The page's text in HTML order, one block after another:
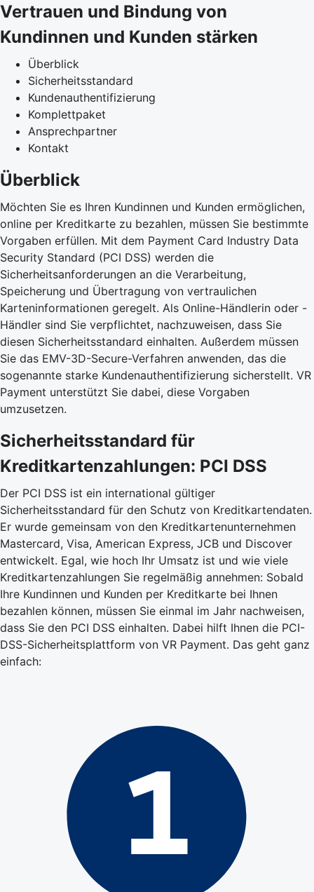
Vertrauen und Bindung von
Kundinnen und Kunden stärken
Überblick
Sicherheitsstandard
Kundenauthentifizierung
Komplettpaket
Ansprechpartner
Kontakt
Überblick
Möchten Sie es Ihren Kundinnen und Kunden ermöglichen,
online per Kreditkarte zu bezahlen, müssen Sie bestimmte
Vorgaben erfüllen. Mit dem Payment Card Industry Data
Security Standard (PCI DSS) werden die
Sicherheitsanforderungen an die Verarbeitung,
Speicherung und Übertragung von vertraulichen
Karteninformationen geregelt. Als Online-Händlerin oder -
Händler sind Sie verpflichtet, nachzuweisen, dass Sie
diesen Sicherheitsstandard einhalten. Außerdem müssen
Sie das EMV-3D-Secure-Verfahren anwenden, das die
sogenannte starke Kundenauthentifizierung sicherstellt. VR
Payment unterstützt Sie dabei, diese Vorgaben
umzusetzen.
Sicherheitsstandard für
Kreditkartenzahlungen: PCI DSS
Der PCI DSS ist ein international gültiger
Sicherheitsstandard für den Schutz von Kreditkartendaten.
Er wurde gemeinsam von den Kreditkartenunternehmen
Mastercard, Visa, American Express, JCB und Discover
entwickelt. Egal, wie hoch Ihr Umsatz ist und wie viele
Kreditkartenzahlungen Sie regelmäßig annehmen: Sobald
Ihre Kundinnen und Kunden per Kreditkarte bei Ihnen
bezahlen können, müssen Sie einmal im Jahr nachweisen,
dass Sie den PCI DSS einhalten. Dabei hilft Ihnen die PCI-
DSS-Sicherheitsplattform von VR Payment. Das geht ganz
einfach: